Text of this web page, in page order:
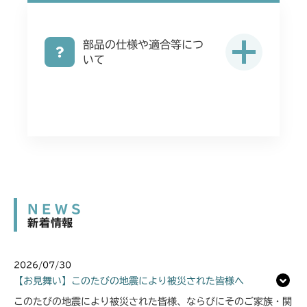
部品の仕様や適合等につ
いて
NEWS
新着情報
2026/07/30
【お見舞い】このたびの地震により被災された皆様へ
このたびの地震により被災された皆様、ならびにそのご家族・関